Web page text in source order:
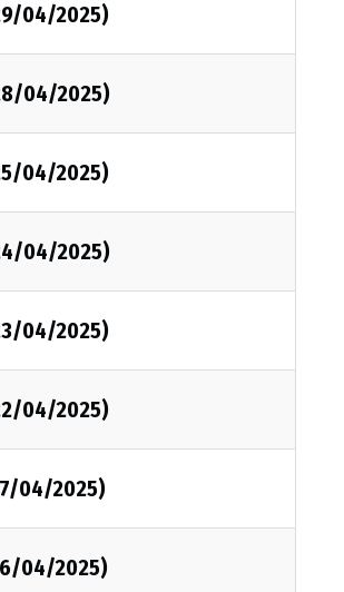
04/2025)
04/2025)
04/2025)
04/2025)
04/2025)
04/2025)
04/2025)
04/2025)